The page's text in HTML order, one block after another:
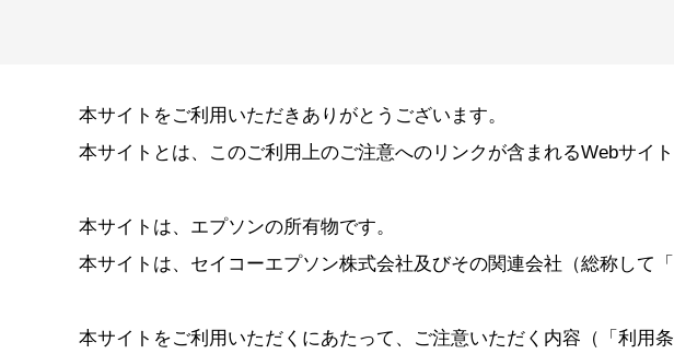
本サイトをご利用いただきありがとうございます。
本サイトとは、このご利用上のご注意へのリンクが含まれるWebサイト
本サイトは、エプソンの所有物です。
本サイトは、セイコーエプソン株式会社及びその関連会社（総称して
本サイトをご利用いただくにあたって、ご注意いただく内容（「利用